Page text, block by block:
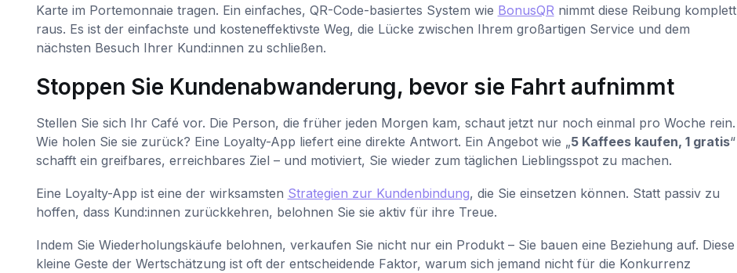
Karte im Portemonnaie tragen. Ein einfaches, QR-Code-basiertes System wie BonusQR nimmt diese Reibung komplett
raus. Es ist der einfachste und kosteneffektivste Weg, die Lücke zwischen Ihrem großartigen Service und dem
nächsten Besuch Ihrer Kund:innen zu schließen.
Stoppen Sie Kundenabwanderung, bevor sie Fahrt aufnimmt
Stellen Sie sich Ihr Café vor. Die Person, die früher jeden Morgen kam, schaut jetzt nur noch einmal pro Woche rein.
Wie holen Sie sie zurück? Eine Loyalty-App liefert eine direkte Antwort. Ein Angebot wie „5 Kaffees kaufen, 1 gratis“
schafft ein greifbares, erreichbares Ziel – und motiviert, Sie wieder zum täglichen Lieblingsspot zu machen.
Eine Loyalty-App ist eine der wirksamsten Strategien zur Kundenbindung, die Sie einsetzen können. Statt passiv zu
hoffen, dass Kund:innen zurückkehren, belohnen Sie sie aktiv für ihre Treue.
Indem Sie Wiederholungskäufe belohnen, verkaufen Sie nicht nur ein Produkt – Sie bauen eine Beziehung auf. Diese
kleine Geste der Wertschätzung ist oft der entscheidende Faktor, warum sich jemand nicht für die Konkurrenz